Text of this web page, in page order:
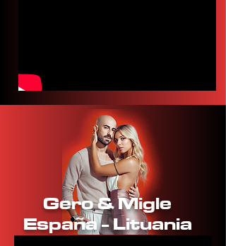
Gero & Migle
España - Lituania